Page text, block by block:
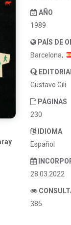
AÑO
1989
PAÍS DE
Barcelona,
Gustavo Gili
PÁGINAS
230
IDIOMA
Español
28.03.2022
385